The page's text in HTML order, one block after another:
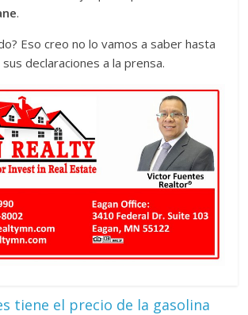
.
Eso creo no lo vamos a saber hasta
declaraciones a la prensa.
tiene el precio de la gasolina